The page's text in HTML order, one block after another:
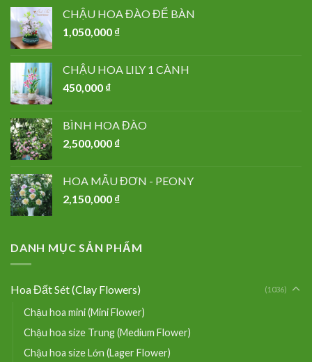
CHẬU HOA ĐÀO ĐỂ BÀN
1,050,000 ₫
CHẬU HOA LILY 1 CÀNH
450,000 ₫
BÌNH HOA ĐÀO
2,500,000 ₫
HOA MẪU ĐƠN - PEONY
2,150,000 ₫
DANH MỤC SẢN PHẨM
Hoa Đất Sét (Clay Flowers) (1036)
Chậu hoa mini (Mini Flower)
Chậu hoa size Trung (Medium Flower)
Chậu hoa size Lớn (Lager Flower)